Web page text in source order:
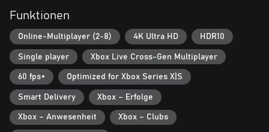
Funktionen
Online-Multiplayer (2-8) 4K Ultra HD HDR10
Single player Xbox Live Cross-Gen Multiplayer
60 fps+ Optimized for Xbox Series X|S
Smart Delivery Xbox – Erfolge
Xbox – Anwesenheit Xbox – Clubs